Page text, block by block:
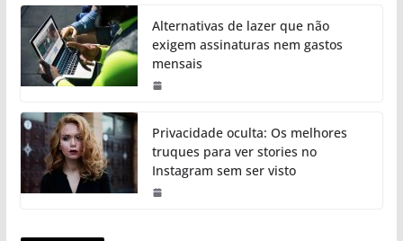
Alternativas de lazer que não
exigem assinaturas nem gastos
mensais
Privacidade oculta: Os melhores
truques para ver stories no
Instagram sem ser visto